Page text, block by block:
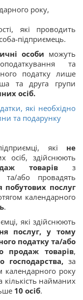
року,
які проводить
підприємець.
особи можуть
та
податку лише
та друга групи
осіб.
які необхідно
та подарунку
які не
осіб, здійснюють
товарівз
або провадять
побутових послуг
календарного
.
які здійснюють
послуг, у тому
податку та/або
продаж товарів,
господарства, за
календарного року
кількість найманих
10 осіб.